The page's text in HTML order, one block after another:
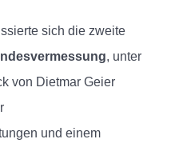
sich die zweite
, unter
von Dietmar Geier
und einem